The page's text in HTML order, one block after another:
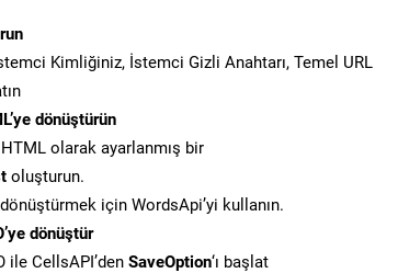
Kimliğiniz, İstemci Gizli Anahtarı, Temel URL
dönüştürün
olarak ayarlanmış bir
oluşturun.
için WordsApi’yi kullanın.
dönüştür
ile CellsAPI’den SaveOption‘ı başlat